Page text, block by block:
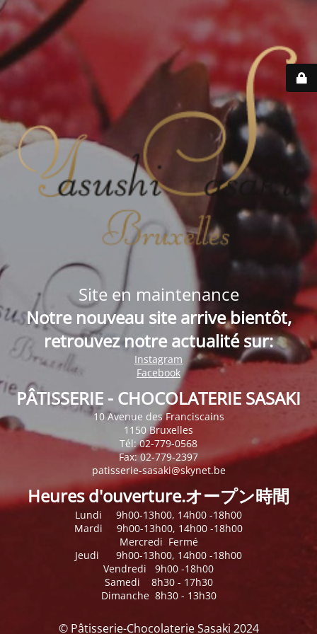
Site en maintenance
Notre nouveau site arrive bientôt,
retrouvez notre actualité sur:
Instagram
Facebook
PÂTISSERIE - CHOCOLATERIE SASAKI
10 Avenue des Franciscains
1150 Bruxelles
Tél: 02-779-0568
Fax: 02-779-2397
patisserie-sasaki@skynet.be
Heures d'ouverture.オープン時間
Lundi 9h00-13h00, 14h00 -18h00
Mardi 9h00-13h00, 14h00 -18h00
Mercredi Fermé
Jeudi 9h00-13h00, 14h00 -18h00
Vendredi 9h00 -18h00
Samedi 8h30 - 17h30
Dimanche 8h30 - 13h30
© Pâtisserie-Chocolaterie Sasaki 2024